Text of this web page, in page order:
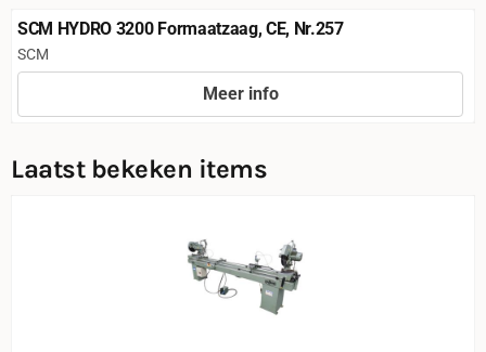
SCM HYDRO 3200 Formaatzaag, CE, Nr.257
Merk:
SCM
Meer info
Laatst bekeken items